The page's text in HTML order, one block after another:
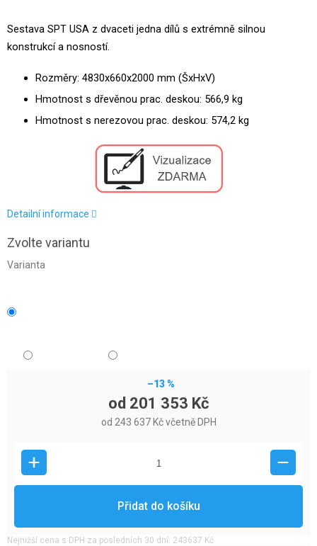
Sestava SPT USA z dvaceti jedna dílů s extrémně silnou
konstrukcí a nosností.
Rozměry: 4830x660x2000 mm (ŠxHxV)
Hmotnost s dřevěnou prac. deskou: 566,9 kg
Hmotnost s nerezovou prac. deskou: 574,2 kg
Detailní informace
Zvolte variantu
Varianta
–13 %
od 201 353 Kč
od 243 637 Kčvčetně DPH
Přidat do košíku
Nejnižší cena s DPH za posledních 30 dní: 243637 Kč